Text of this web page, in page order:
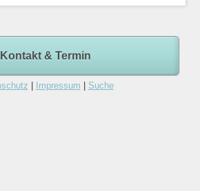
Kontakt & Termin
Impressum Suche